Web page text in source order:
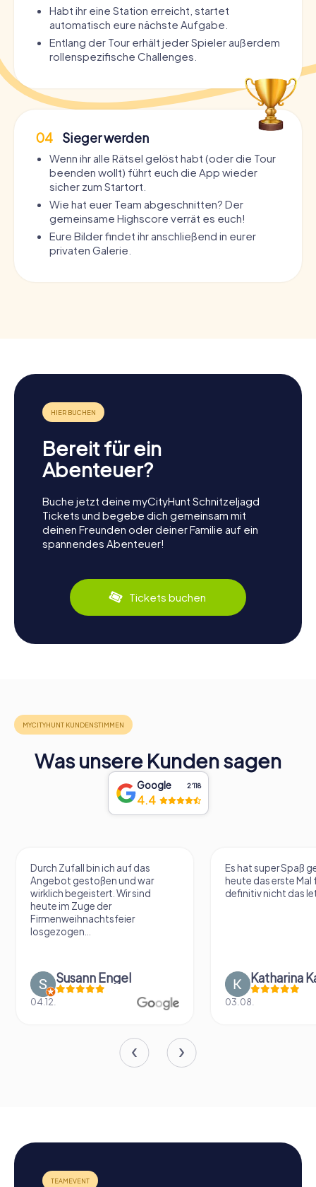
Habt ihr eine Station erreicht, startet
automatisch eure nächste Aufgabe.
Entlang der Tour erhält jeder Spieler außerdem
rollenspezifische Challenges.
04 Sieger werden
Wenn ihr alle Rätsel gelöst habt (oder die Tour
beenden wollt) führt euch die App wieder
sicher zum Startort.
Wie hat euer Team abgeschnitten? Der
gemeinsame Highscore verrät es euch!
Eure Bilder findet ihr anschließend in eurer
privaten Galerie.
Bereit für ein
Abenteuer?
Buche jetzt deine myCityHunt Schnitzeljagd
Tickets und begebe dich gemeinsam mit
deinen Freunden oder deiner Familie auf ein
spannendes Abenteuer!
Tickets buchen
Was unsere Kunden sagen
Google 2‘118
4.4
Durch Zufall bin ich auf das
Angebot gestoßen und war
wirklich begeistert. Wir sind
heute im Zuge der
Firmenweihnachtsfeier
losgezogen...
Susann Engel
04.12.
Es hat super Spaß
heute das erste Mal
definitiv nicht das
Katharina
03.08.